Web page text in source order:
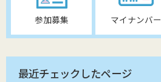
参加募集 マイナンバー
最近チェックしたページ